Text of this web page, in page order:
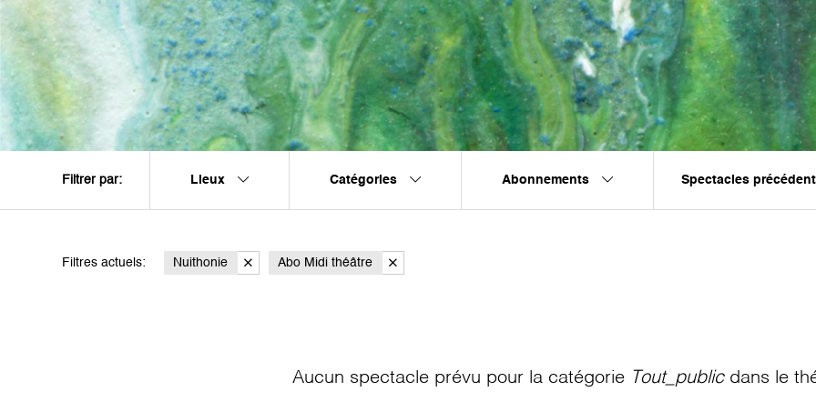
Filtrer par: Lieux Catégories Abonnements Spectacles
Filtres actuels: Nuithonie Abo Midi théâtre
Aucun spectacle prévu pour la catégorie Tout_publicdans le